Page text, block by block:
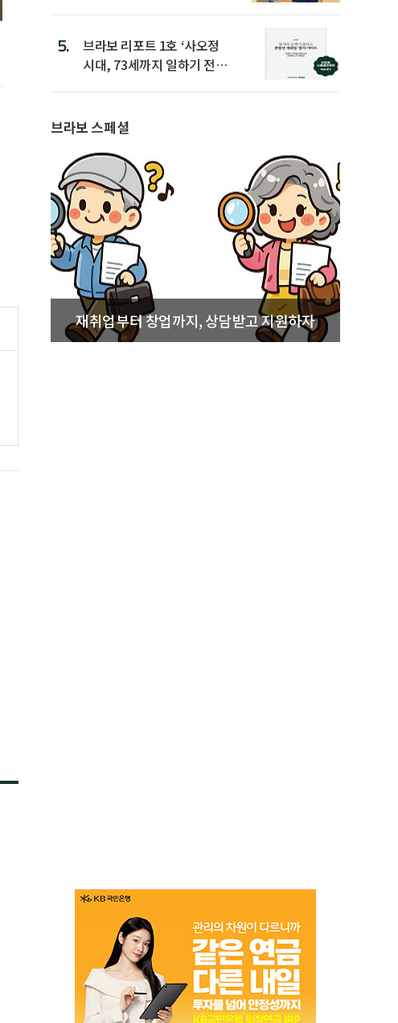
5.
브라보 리포트 1호 ‘사오정
시대, 73세까지 일하기 전략’
브라보 스페셜
재취업부터 창업까지, 상담받고 지원하자